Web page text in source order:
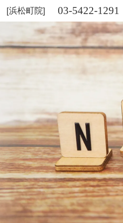
[浜松町院] 03-5422-1291